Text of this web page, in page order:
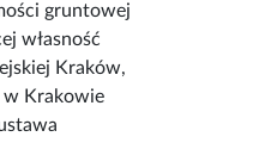
gruntowej
własność
Kraków,
w Krakowie